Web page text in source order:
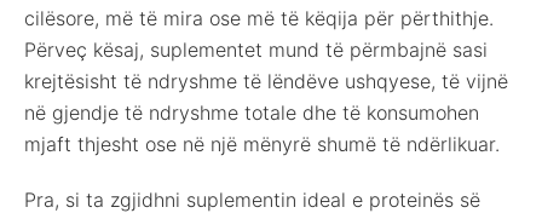
cilësore, më të mira ose më të këqija për përthithje.
Përveç kësaj, suplementet mund të përmbajnë sasi
krejtësisht të ndryshme të lëndëve ushqyese, të vijnë
në gjendje të ndryshme totale dhe të konsumohen
mjaft thjesht ose në një mënyrë shumë të ndërlikuar.
Pra, si ta zgjidhni suplementin ideal e proteinës së